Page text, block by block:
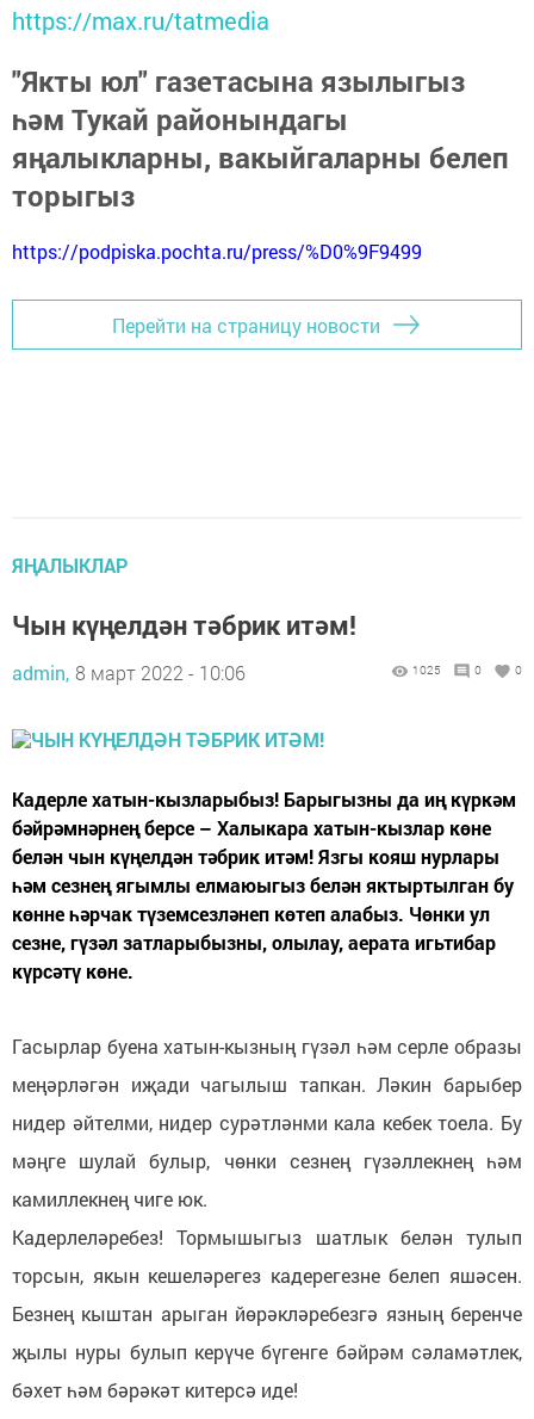
https://max.ru/tatmedia
"Якты юл" газетасына язылыгыз
һәм Тукай районындагы
яңалыкларны, вакыйгаларны белеп
торыгыз
https://podpiska.pochta.ru/press/%D0%9F9499
Перейти на страницу новости
ЯҢАЛЫКЛАР
Чын күңелдән тәбрик итәм!
admin, 8 март 2022 - 10:06 1025 0 0
Кадерле хатын-кызларыбыз! Барыгызны да иң күркәм
бәйрәмнәрнең берсе – Халыкара хатын-кызлар көне
белән чын күңелдән тәбрик итәм! Язгы кояш нурлары
һәм сезнең ягымлы елмаюыгыз белән яктыртылган бу
көнне һәрчак түземсезләнеп көтеп алабыз. Чөнки ул
сезне, гүзәл затларыбызны, олылау, аерата игьтибар
күрсәтү көне.
Гасырлар буена хатын-кызның гүзәл һәм серле образы
меңәрләгән иҗади чагылыш тапкан. Ләкин барыбер
нидер әйтелми, нидер сурәтләнми кала кебек тоела. Бу
мәңге шулай булыр, чөнки сезнең гүзәллекнең һәм
камиллекнең чиге юк.
Кадерлеләребез! Тормышыгыз шатлык белән тулып
торсын, якын кешеләрегез кадерегезне белеп яшәсен.
Безнең кыштан арыган йөрәкләребезгә язның беренче
җылы нуры булып керүче бүгенге бәйрәм сәламәтлек,
бәхет һәм бәрәкәт китерсә иде!